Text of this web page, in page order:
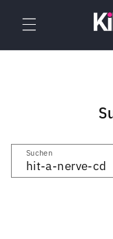
zum
Inhalt
Suchen